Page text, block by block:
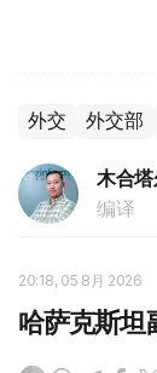
外交 外交部
木合
编译
20:18, 05 8月 2026
哈萨克斯坦